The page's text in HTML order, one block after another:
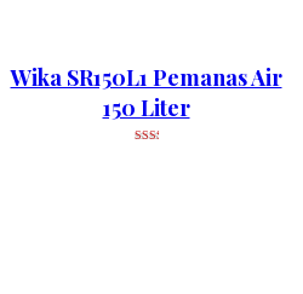
Wika SR150L1 Pemanas Air
150 Liter